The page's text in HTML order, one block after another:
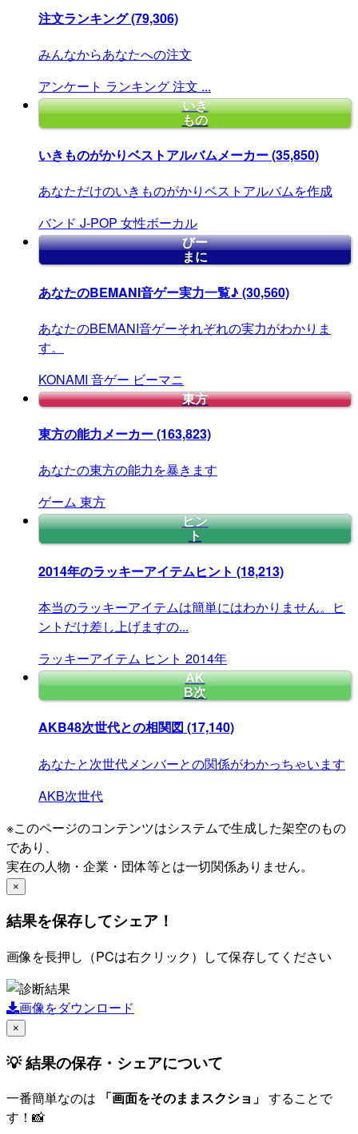
注文ランキング(79,306)
みんなからあなたへの注文
アンケート ランキング注文 ...
いき
もの
いきものがかりベストアルバムメーカー(35,850)
あなただけのいきものがかりベストアルバムを作成
バンド J-POP 女性ボーカル
びー
まに
あなたのBEMANI音ゲー実力一覧♪ (30,560)
あなたのBEMANI音ゲーそれぞれの実力がわかりま
す。
KONAMI 音ゲー ビーマニ
東方
東方の能力メーカー(163,823)
あなたの東方の能力を暴きます
ゲーム 東方
ヒン
ト
2014年のラッキーアイテムヒント (18,213)
本当のラッキーアイテムは簡単にはわかりません。ヒ
ントだけ差し上げますの...
ラッキーアイテム ヒント 2014年
AK
B次
AKB48次世代との相関図 (17,140)
あなたと次世代メンバーとの関係がわかっちゃいます
AKB次世代
※このページのコンテンツはシステムで生成した架空のもの
であり、
実在の人物・企業・団体等とは一切関係ありません。
×
結果を保存してシェア！
画像を長押し（PCは右クリック）して保存してください
画像をダウンロード
×
💡 結果の保存・シェアについて
一番簡単なのは 「画面をそのままスクショ」 することで
す！📸